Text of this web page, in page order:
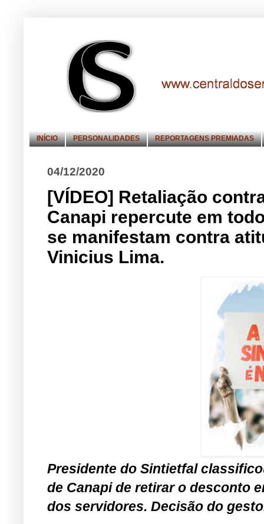
INÍCIO PERSONALIDADES REPORTAGENS PREMIADAS
04/12/2020
[VÍDEO] Retaliação
Canapi repercute em
se manifestam contra
Vinicius Lima.
Presidente do Sintietfal
de Canapi de retirar o desconto
dos servidores. Decisão do